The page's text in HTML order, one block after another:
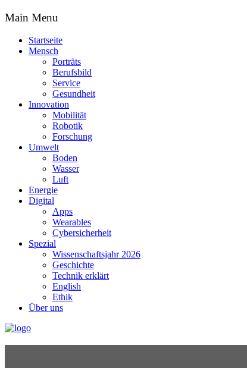
Main Menu
Startseite
Mensch
Porträts
Berufsbild
Service
Gesundheit
Innovation
Mobilität
Robotik
Forschung
Umwelt
Boden
Wasser
Luft
Energie
Digital
Apps
Wearables
Cybersicherheit
Spezial
Wissenschaftsjahr 2026
Geschichte
Technik erklärt
English
Ethik
Über uns